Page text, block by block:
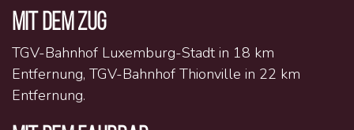
MIT DEM ZUG
TGV-Bahnhof Luxemburg-Stadt in 18 km
Entfernung, TGV-Bahnhof Thionville in 22 km
Entfernung.